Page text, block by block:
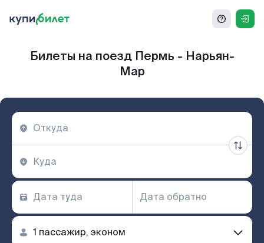
Билеты на поезд Пермь - Нарьян-
Мар